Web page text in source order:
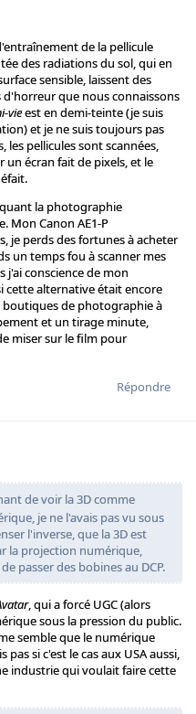
de la pellicule
des radiations du sol, qui en
sensible, laissent des
d'horreur que nous connaissons
vieest en demi-teinte (je suis
et je ne suis toujours pas
les pellicules sont scannées,
écran fait de pixels, et le
la photographie
Mon Canon AE1-P
je perds des fortunes à acheter
un temps fou à scanner mes
j'ai conscience de mon
cette alternative était encore
boutiques de photographie à
et un tirage minute,
miser sur le film pour
Répondre
de voir la 3D comme
je ne l'avais pas vu sous
l'inverse, que la 3D est
la projection numérique,
passer des bobines au DCP.
, qui a forcé UGC (alors
sous la pression du public.
semble que le numérique
pas si c'est le cas aux USA aussi,
industrie qui voulait faire cette